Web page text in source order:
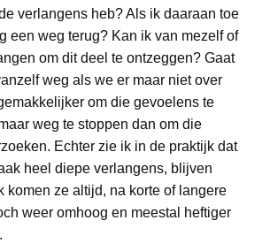
verlangens heb? Als ik daaraan toe
een weg terug? Kan ik van mezelf of
om dit deel te ontzeggen? Gaat
weg als we er maar niet over
om die gevoelens te
weg te stoppen dan om die
Echter zie ik in de praktijk dat
heel diepe verlangens, blijven
komen ze altijd, na korte of langere
weer omhoog en meestal heftiger